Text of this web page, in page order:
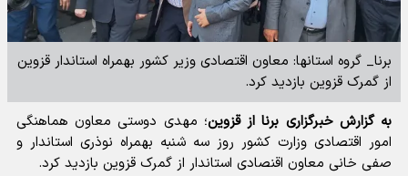
برنا_ گروه استانها: معاون اقتصادی وزیر کشور بهمراه استاندار قزوین
از گمرک قزوین بازدید کرد.
به گزارش خبرگزاری برنا از قزوین؛ مهدی دوستی معاون هماهنگی
امور اقتصادی وزارت کشور روز سه شنبه بهمراه نوذری استاندار و
صفی خانی معاون اقنصادی استاندار از گمرک قزوین بازدید کرد.